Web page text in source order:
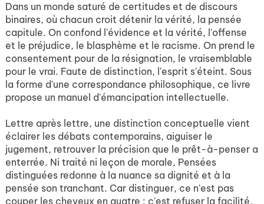
Dans un monde saturé de certitudes et de discours
binaires, où chacun croit détenir la vérité, la pensée
capitule. On confond l'évidence et la vérité, l'offense
et le préjudice, le blasphème et le racisme. On prend le
consentement pour de la résignation, le vraisemblable
pour le vrai. Faute de distinction, l'esprit s'éteint. Sous
la forme d'une correspondance philosophique, ce livre
propose un manuel d'émancipation intellectuelle.
Lettre après lettre, une distinction conceptuelle vient
éclairer les débats contemporains, aiguiser le
jugement, retrouver la précision que le prêt-à-penser a
enterrée. Ni traité ni leçon de morale, Pensées
distinguées redonne à la nuance sa dignité et à la
pensée son tranchant. Car distinguer, ce n'est pas
couper les cheveux en quatre : c'est refuser la facilité,